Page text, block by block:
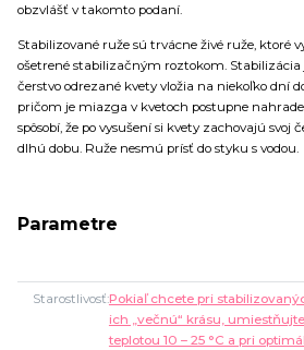
obzvlášť v takomto podaní.
Stabilizované ruže sú trvácne živé ruže, ktoré
ošetrené stabilizačným roztokom. Stabilizácia
čerstvo odrezané kvety vložia na niekoľko dní
pričom je miazga v kvetoch postupne
spôsobí, že po vysušení si kvety zachovajú svoj
dlhú dobu. Ruže nesmú prísť do styku s vodou.
Parametre
StarostlivosťPokiaľ chcete pri
ich „večnú“ krásu,
teplotou 10 – 25 °C a pri